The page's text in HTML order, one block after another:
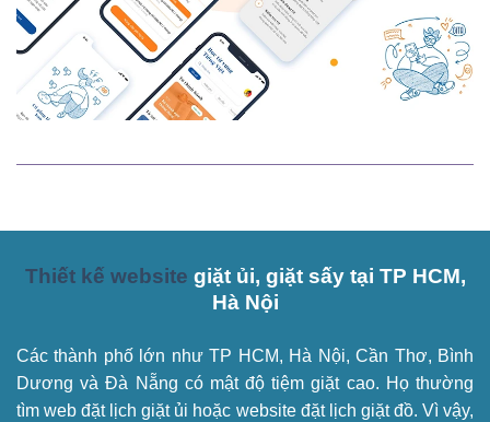
Thiết kế website giặt ủi, giặt sấy tại TP HCM,
Hà Nội
Các thành phố lớn như TP HCM, Hà Nội, Cần Thơ, Bình
Dương và Đà Nẵng có mật độ tiệm giặt cao. Họ thường
tìm web đặt lịch giặt ủi hoặc website đặt lịch giặt đồ. Vì vậy,